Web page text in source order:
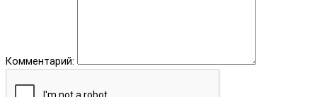
Комментарий: